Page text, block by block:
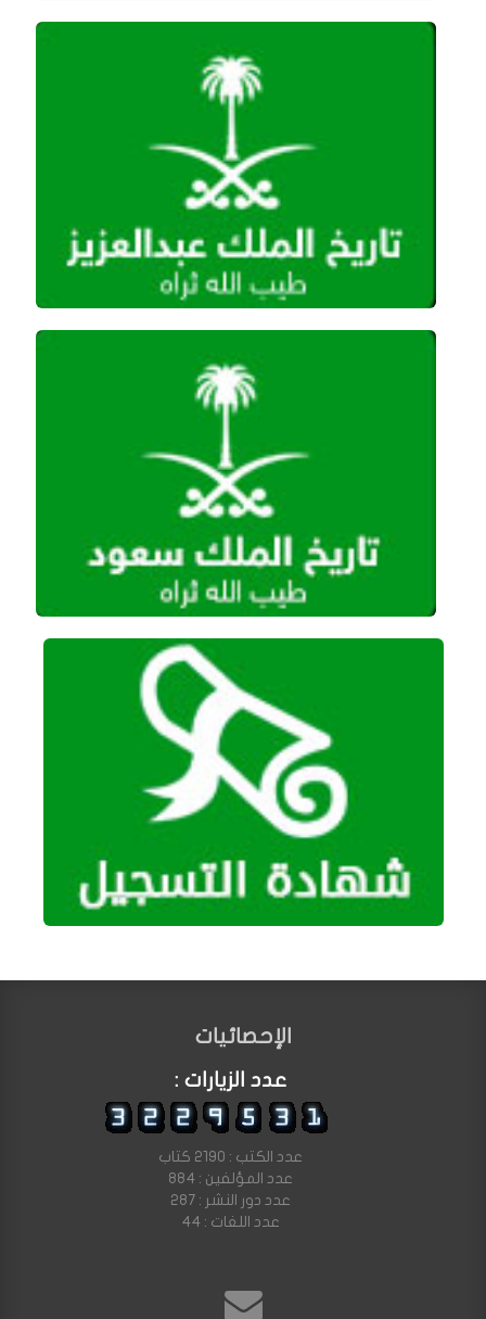
الإحصائيات
عدد الزيارات :
عدد الكتب : 2190 كتاب
عدد المؤلفين : 884
عدد دور النشر : 287
عدد اللغات : 44